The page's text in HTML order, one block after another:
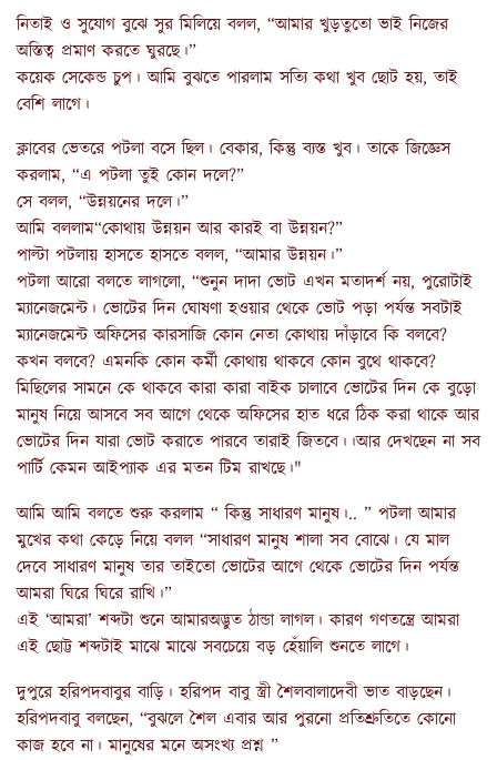
নিতাই ও সুযোগ বুঝে সুর মিলিয়ে বলল, “আমার খুড়তুতো ভাই নিজের
অস্তিত্ব প্রমাণ করতে ঘুরছে।”
কয়েক সেকেন্ড চুপ। আমি বুঝতে পারলাম সত্যি কথা খুব ছোট হয়, তাই
বেশি লাগে।
ক্লাবের ভেতরে পটলা বসে ছিল। বেকার, কিন্তু ব্যস্ত খুব। তাকে জিজ্ঞেস
করলাম, “এ পটলা তুই কোন দলে?”
সে বলল, “উন্নয়নের দলে।”
আমি বললাম“কোথায় উন্নয়ন আর কারই বা উন্নয়ন?”
পাল্টা পটলায় হাসতে হাসতে বলল, “আমার উন্নয়ন।”
পটলা আরো বলতে লাগলো, “শুনুন দাদা ভোট এখন মতাদর্শ নয়, পুরোটাই
ম্যানেজমেন্ট। ভোটের দিন ঘোষণা হওয়ার থেকে ভোট পড়া পর্যন্ত সবটাই
ম্যানেজমেন্ট অফিসের কারসাজি কোন নেতা কোথায় দাঁড়াবে কি বলবে?
কখন বলবে? এমনকি কোন কর্মী কোথায় থাকবে কোন বুথে থাকবে?
মিছিলের সামনে কে থাকবে কারা কারা বাইক চালাবে ভোটের দিন কে বুড়ো
মানুষ নিয়ে আসবে সব আগে থেকে অফিসের হাত ধরে ঠিক করা থাকে আর
ভোটের দিন যারা ভোট করাতে পারবে তারাই জিতবে।।আর দেখছেন না সব
পার্টি কেমন আইপ্যাক এর মতন টিম রাখছে।"
আমি আমি বলতে শুরু করলাম “ কিন্তু সাধারণ মানুষ।.. ” পটলা আমার
মুখের কথা কেড়ে নিয়ে বলল “সাধারণ মানুষ শালা সব বোঝে। যে মাল
দেবে সাধারণ মানুষ তার তাইতো ভোটের আগে থেকে ভোটের দিন পর্যন্ত
আমরা ঘিরে ঘিরে রাখি।”
এই ‘আমরা’ শব্দটা শুনে আমারঅদ্ভুত ঠান্ডা লাগল। কারণ গণতন্ত্রে আমরা
এই ছোট্ট শব্দটাই মাঝে মাঝে সবচেয়ে বড় হেঁয়ালি শুনতে লাগে।
দুপুরে হরিপদবাবুর বাড়ি। হরিপদ বাবু স্ত্রী শৈলবালাদেবী ভাত বাড়ছেন।
হরিপদবাবু বলছেন, “বুঝলে শৈল এবার আর পুরনো প্রতিশ্রুতিতে কোনো
কাজ হবে না। মানুষের মনে অসংখ্য প্রশ্ন ”